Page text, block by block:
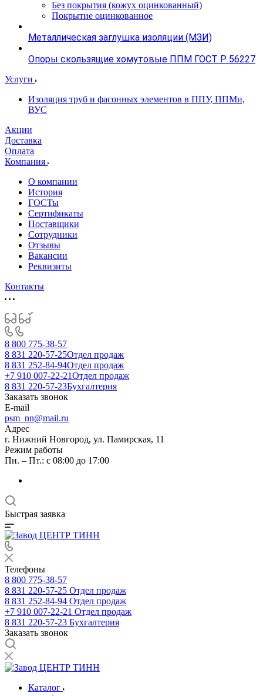
Без покрытия (кожух оцинкованный)
Покрытие оцинкованное
Металлическая заглушка изоляции (МЗИ)
Опоры скользящие хомутовые ППМ ГОСТ Р 56227
Услуги
Изоляция труб и фасонных элементов в ППУ, ППМи,
ВУС
Акции
Доставка
Оплата
Компания
О компании
История
ГОСТы
Сертификаты
Поставщики
Сотрудники
Отзывы
Вакансии
Реквизиты
Контакты
8 800 775-38-57
8 831 220-57-25Отдел продаж
8 831 252-84-94Отдел продаж
+7 910 007-22-21Отдел продаж
8 831 220-57-23Бухгалтерия
Заказать звонок
E-mail
psm_nn@mail.ru
Адрес
г. Нижний Новгород, ул. Памирская, 11
Режим работы
Пн. – Пт.: с 08:00 до 17:00
Быстрая заявка
Телефоны
8 800 775-38-57
8 831 220-57-25 Отдел продаж
8 831 252-84-94 Отдел продаж
+7 910 007-22-21 Отдел продаж
8 831 220-57-23 Бухгалтерия
Заказать звонок
Каталог